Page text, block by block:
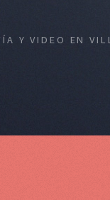
Y VIDEO EN